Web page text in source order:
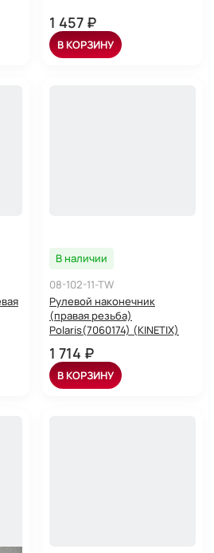
1 457 ₽
В КОРЗИНУ
В наличии
08-102-11-TW
Рулевой наконечник
(правая резьба)
Polaris(7060174) (KINETIX)
1 714 ₽
В КОРЗИНУ